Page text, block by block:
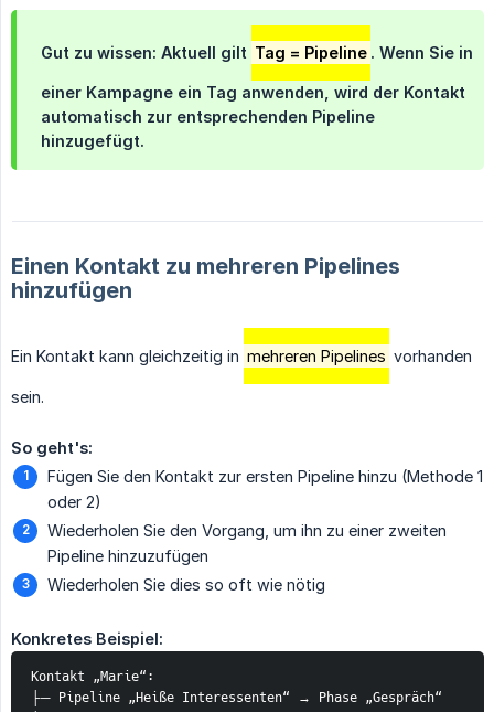
Gut zu wissen: Aktuell gilt Tag = Pipeline . Wenn Sie in
einer Kampagne ein Tag anwenden, wird der Kontakt
automatisch zur entsprechenden Pipeline
hinzugefügt.
Einen Kontakt zu mehreren Pipelines
hinzufügen
Ein Kontakt kann gleichzeitig in mehreren Pipelines vorhanden
sein.
So geht's:
Fügen Sie den Kontakt zur ersten Pipeline hinzu (Methode 1
oder 2)
Wiederholen Sie den Vorgang, um ihn zu einer zweiten
Pipeline hinzuzufügen
Wiederholen Sie dies so oft wie nötig
Konkretes Beispiel:
Kontakt „Marie“:
├─ Pipeline „Heiße Interessenten“ → Phase „Gespräch“